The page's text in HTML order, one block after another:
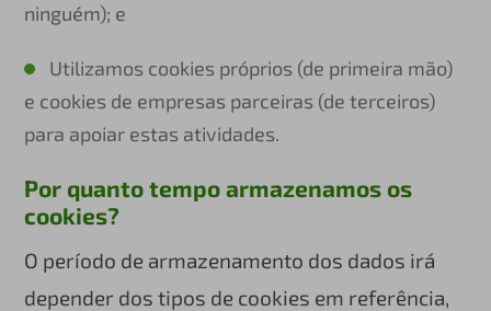
ninguém); e
Utilizamos cookies próprios (de primeira mão)
e cookies de empresas parceiras (de terceiros)
para apoiar estas atividades.
Por quanto tempo armazenamos os
cookies?
O período de armazenamento dos dados irá
depender dos tipos de cookies em referência,